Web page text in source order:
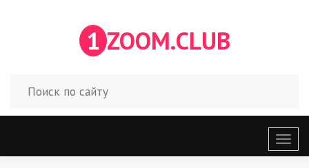
1 ZOOM.CLUB
меню